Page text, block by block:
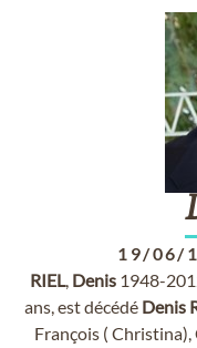
19/06/
RIEL, Denis1948-
ans, est décédé Denis
François (